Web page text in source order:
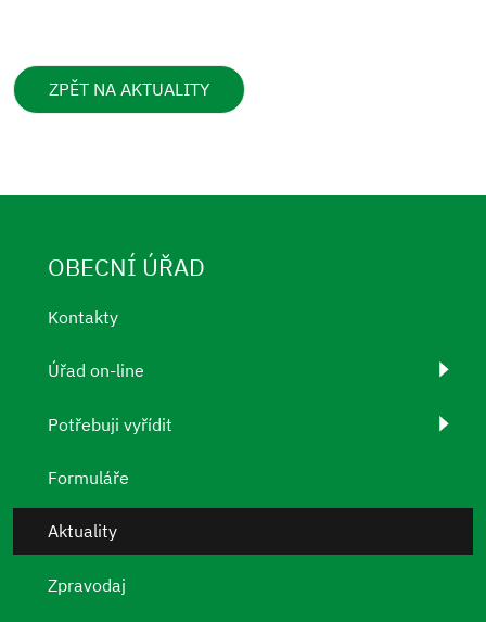
ZPĚT NA AKTUALITY
OBECNÍ ÚŘAD
Kontakty
Úřad on-line
Potřebuji vyřídit
Formuláře
Aktuality
Zpravodaj